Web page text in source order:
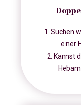
1. Suchen
einer
2. Kannst